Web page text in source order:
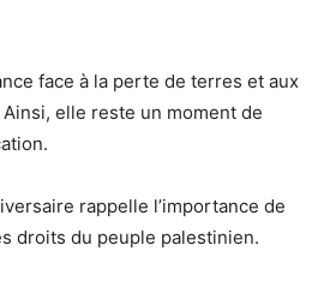
face à la perte de terres et aux
elle reste un moment de
rappelle l’importance de
droits du peuple palestinien.